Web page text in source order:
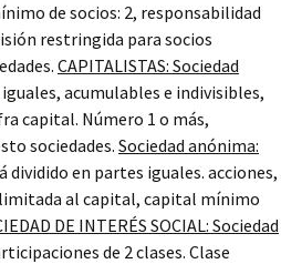
de socios: 2, responsabilidad
restringida para socios
CAPITALISTAS: Sociedad
acumulables e indivisibles,
capital. Número 1 o más,
sociedades.Sociedad anónima:
en partes iguales. acciones,
limitada al capital, capital mínimo
DE INTERÉS SOCIAL: Sociedad
de 2 clases. Clase